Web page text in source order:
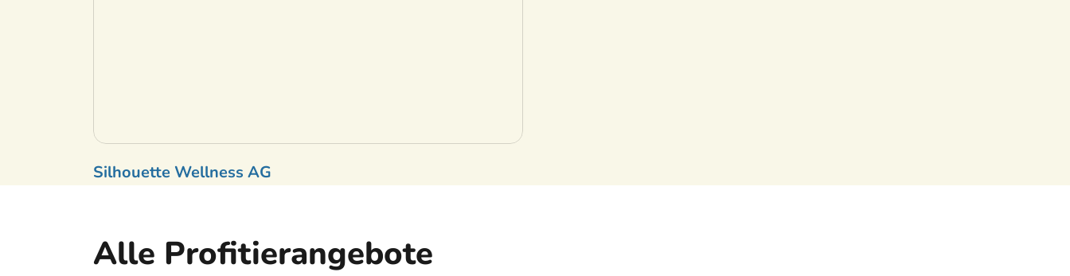
Silhouette Wellness AG
Alle Profitierangebote